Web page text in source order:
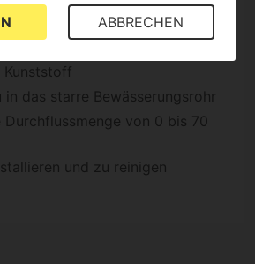
einstellbaren Tropfer
Kunststoff
in das starre Bewässerungsrohr
Durchflussmenge von 0 bis 70
und zu reinigen
ABBRECHEN